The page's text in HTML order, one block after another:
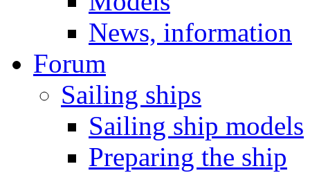
News, information
Forum
Sailing ships
Sailing ship models
Preparing the ship